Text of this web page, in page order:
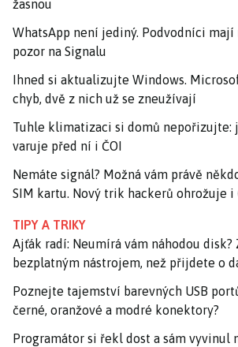
žasnou
WhatsApp není jediný. Podvodníci
pozor na Signalu
Ihned si aktualizujte Windows.
chyb, dvě z nich už se zneužívají
Tuhle klimatizaci si domů nepořizujte:
varuje před ní i ČOI
Nemáte signál? Možná vám právě
SIM kartu. Nový trik hackerů ohrožuje i
TIPY A TRIKY
Ajťák radí: Neumírá vám náhodou
bezplatným nástrojem, než přijdete o
Poznejte tajemství barevných USB
černé, oranžové a modré konektory?
Programátor si řekl dost a sám vyvinul